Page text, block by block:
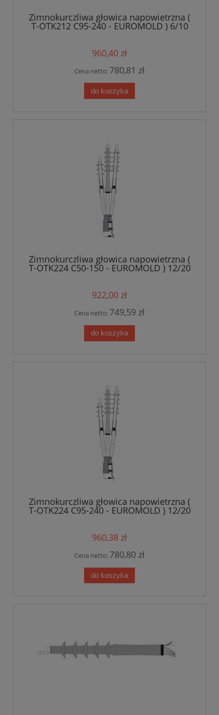
Zimnokurczliwa głowica napowietrzna (
T-OTK212 C95-240 - EUROMOLD ) 6/10
960,40 zł
Cena netto: 780,81 zł
do koszyka
Zimnokurczliwa głowica napowietrzna (
T-OTK224 C50-150 - EUROMOLD ) 12/20
922,00 zł
Cena netto: 749,59 zł
do koszyka
Zimnokurczliwa głowica napowietrzna (
T-OTK224 C95-240 - EUROMOLD ) 12/20
960,38 zł
Cena netto: 780,80 zł
do koszyka